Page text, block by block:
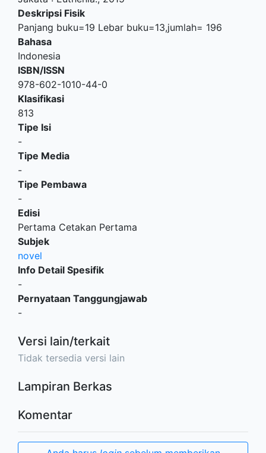
Deskripsi Fisik
Panjang buku=19 Lebar buku=13,jumlah= 196
Bahasa
Indonesia
ISBN/ISSN
978-602-1010-44-0
Klasifikasi
813
Tipe Isi
-
Tipe Media
-
Tipe Pembawa
-
Edisi
Pertama Cetakan Pertama
Subjek
novel
Info Detail Spesifik
-
Pernyataan Tanggungjawab
-
Versi lain/terkait
Tidak tersedia versi lain
Lampiran Berkas
Komentar